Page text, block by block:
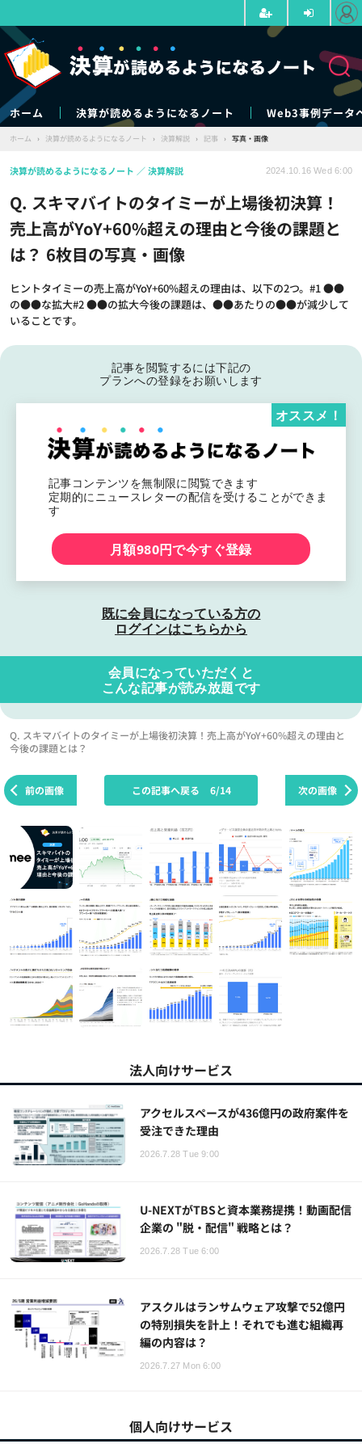
ホーム 決算が読めるようになるノート Web3事例データ
ホーム › 決算が読めるようになるノート › 決算解説 › 記事 › 写真・画像
Q. スキマバイトのタイミーが上場後初決算！
売上高がYoY+60%超えの理由と今後の課題と
は？ 6枚目の写真・画像
ヒントタイミーの売上高がYoY+60%超えの理由は、以下の2つ。#1 ●●
の●●な拡大#2 ●●の拡大今後の課題は、●●あたりの●●が減少して
いることです。
決算が読めるようになるノート 決算解説 2024.10.16 Wed 6:00
記事を閲覧するには下記の
プランへの登録をお願いします
記事コンテンツを無制限に閲覧できます
定期的にニュースレターの配信を受けることができま
す
オススメ！
月額980円で今すぐ登録
既に会員になっている方の
ログインはこちらから
会員になっていただくと
こんな記事が読み放題です
Q. スキマバイトのタイミーが上場後初決算！売上高がYoY+60%超えの理由と
今後の課題とは？
前の画像 次の画像
この記事へ戻る 6/14
法人向けサービス
アクセルスペースが436億円の政府案件を
受注できた理由
2026.7.28 Tue 9:00
U-NEXTがTBSと資本業務提携！動画配信
企業の "脱・配信" 戦略とは？
2026.7.28 Tue 6:00
アスクルはランサムウェア攻撃で52億円
の特別損失を計上！それでも進む組織再
編の内容は？
2026.7.27 Mon 6:00
個人向けサービス